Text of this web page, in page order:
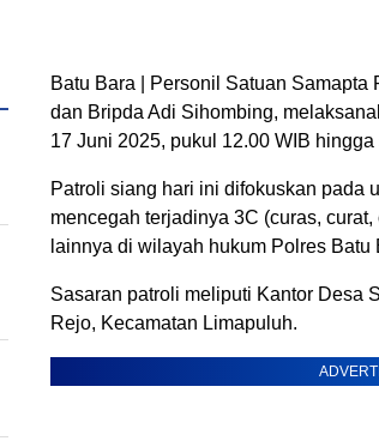
Batu Bara | Personil Satuan
dan Bripda Adi Sihombing,
17 Juni 2025, pukul 12.00 WIB hingga
Patroli siang hari ini difokuskan pada
mencegah terjadinya 3C (curas,
lainnya di wilayah hukum Polres Batu
Sasaran patroli meliputi Kantor Desa
Rejo, Kecamatan Limapuluh.